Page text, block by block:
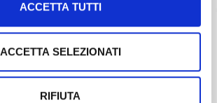
ACCETTA TUTTI
ACCETTA SELEZIONATI
RIFIUTA